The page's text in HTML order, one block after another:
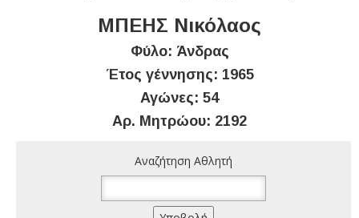
ΜΠΕΗΣ Νικόλαος
Φύλο: Άνδρας
Έτος γέννησης: 1965
Αγώνες: 54
Αρ. Μητρώου: 2192
Αναζήτηση Αθλητή